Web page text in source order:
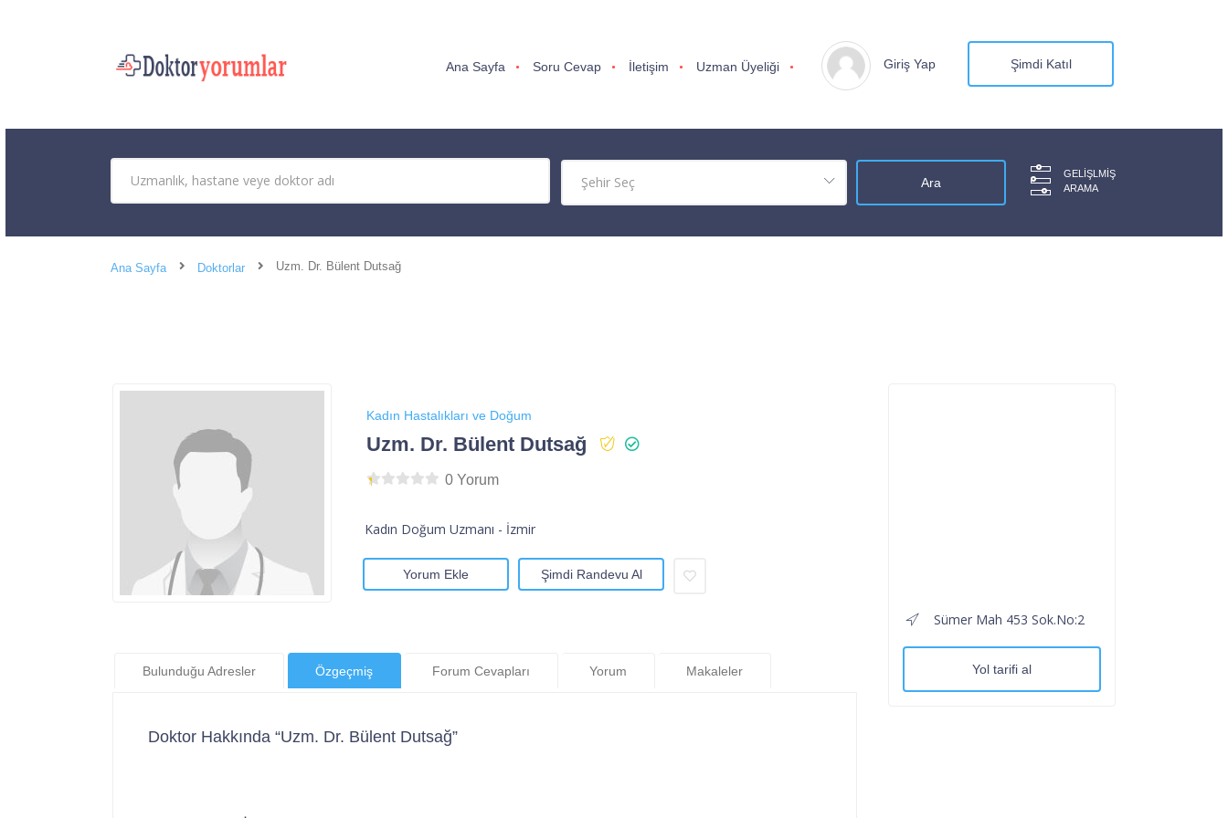
Ana Sayfa Soru Cevap İletişim Uzman Üyeliği Giriş Yap Şimdi Katıl
GELIŞLMIŞ
ARAMA
Ana Sayfa Doktorlar Uzm. Dr. Bülent Dutsağ
Kadın Hastalıkları ve Doğum
Uzm. Dr. Bülent Dutsağ
0 Yorum
Kadın Doğum Uzmanı - İzmir
Yorum Ekle Şimdi Randevu Al
Bulunduğu Adresler Özgeçmiş Forum Cevapları Yorum Makaleler
Doktor Hakkında “Uzm. Dr. Bülent Dutsağ”
Sümer Mah 453 Sok.No:2
Yol tarifi al